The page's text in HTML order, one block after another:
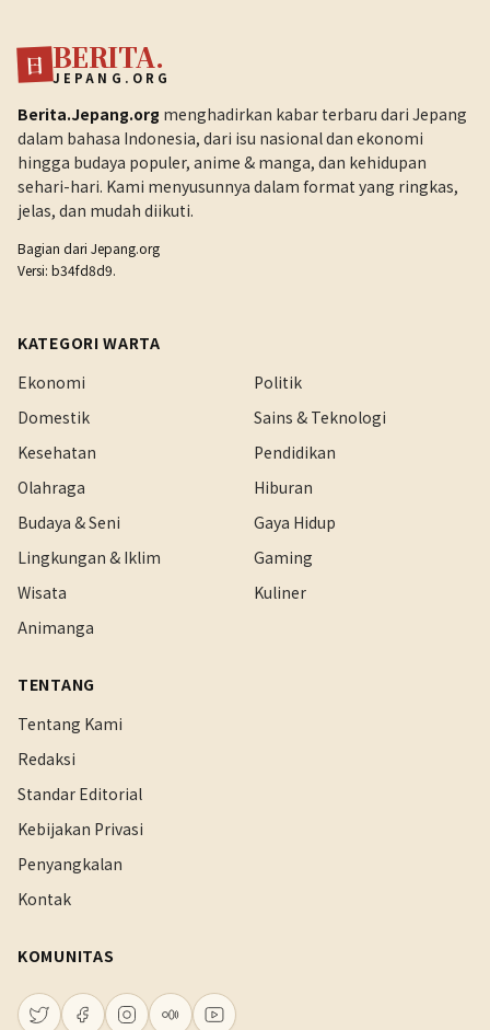
日 BERITA.
JEPANG.ORG
Berita.Jepang.org menghadirkan kabar terbaru dari Jepang
dalam bahasa Indonesia, dari isu nasional dan ekonomi
hingga budaya populer, anime & manga, dan kehidupan
sehari-hari. Kami menyusunnya dalam format yang ringkas,
jelas, dan mudah diikuti.
Bagian dari Jepang.org
Versi: b34fd8d9.
KATEGORI WARTA
Ekonomi
Politik
Domestik
Sains & Teknologi
Kesehatan
Pendidikan
Olahraga
Hiburan
Budaya & Seni
Gaya Hidup
Lingkungan & Iklim
Gaming
Wisata
Kuliner
Animanga
TENTANG
Tentang Kami
Redaksi
Standar Editorial
Kebijakan Privasi
Penyangkalan
Kontak
KOMUNITAS